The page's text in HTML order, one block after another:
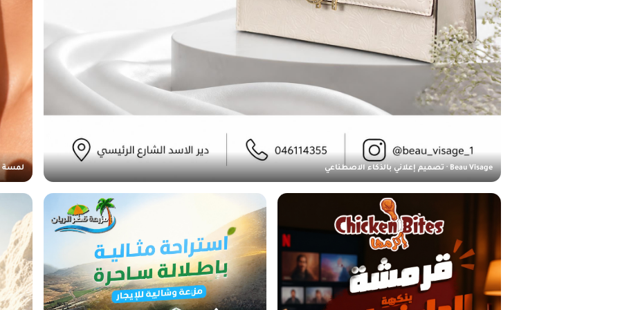
Beau Visage · تصميم إعلاني بالذكاء الاصطناعي لمسة